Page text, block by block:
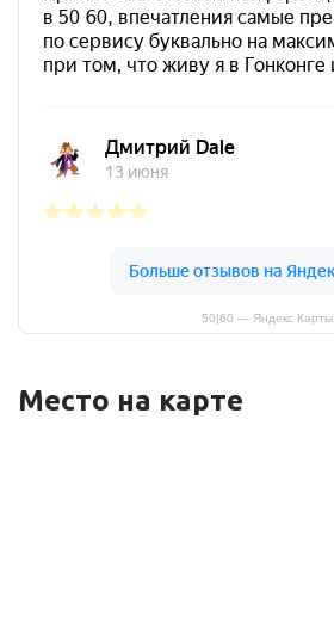
50|60 — Яндекс Карты
Место на карте